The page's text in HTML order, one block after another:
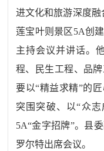
进文化和旅游深度融
莲宝叶则景区5A创
主持会议并讲话。
程、民生工程、品
要以“精益求精”的
突围突破、以“众
5A“金字招牌”。县
罗尔特出席会议。